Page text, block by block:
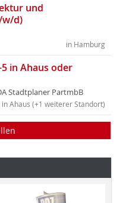
und
w/d)
in Hamburg
in Ahaus oder
Stadtplaner PartmbB
in Ahaus (+1 weiterer Standort)